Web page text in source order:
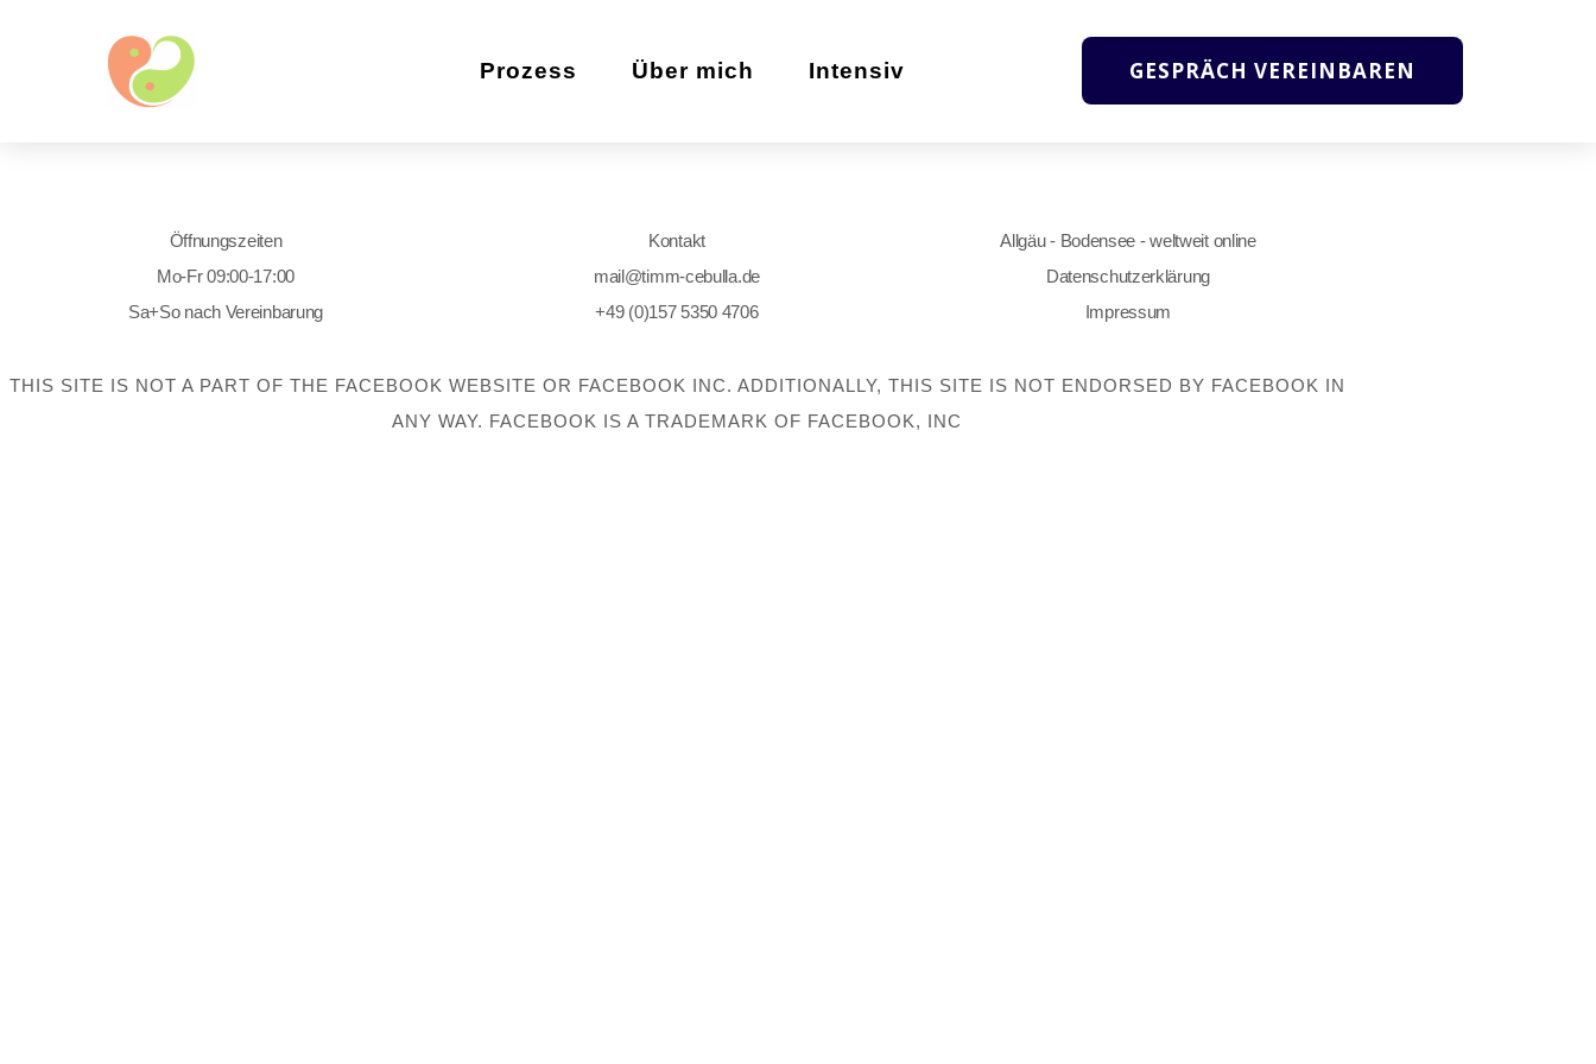
Prozess Über mich Intensiv GESPRÄCH VEREINBAREN
Öffnungszeiten
Mo-Fr 09:00-17:00
Sa+So nach Vereinbarung
Kontakt
mail@timm-cebulla.de
+49 (0)157 5350 4706
Allgäu - Bodensee - weltweit online
Datenschutzerklärung
Impressum
THIS SITE IS NOT A PART OF THE FACEBOOK WEBSITE OR FACEBOOK INC. ADDITIONALLY, THIS SITE IS NOT ENDORSED BY FACEBOOK IN
ANY WAY. FACEBOOK IS A TRADEMARK OF FACEBOOK, INC